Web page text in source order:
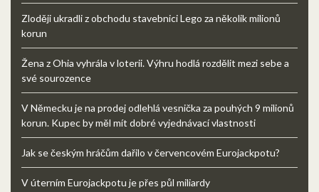
Zloději ukradli z obchodu stavebnici Lego za několik milionů
korun
Žena z Ohia vyhrála v loterii. Výhru hodlá rozdělit mezi sebe a
své sourozence
V Německu je na prodej odlehlá vesnička za pouhých 9 milionů
korun. Kupec by měl mít dobré vyjednávací vlastnosti
Jak se českým hráčům dařilo v červencovém Eurojackpotu?
V úterním Eurojackpotu je přes půl miliardy